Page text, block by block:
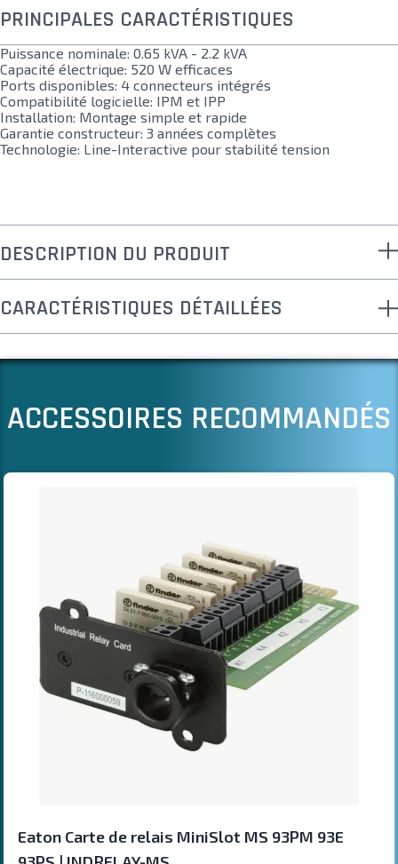
PRINCIPALES CARACTÉRISTIQUES
Puissance nominale: 0.65 kVA - 2.2 kVA
Capacité électrique: 520 W efficaces
Ports disponibles: 4 connecteurs intégrés
Compatibilité logicielle: IPM et IPP
Installation: Montage simple et rapide
Garantie constructeur: 3 années complètes
Technologie: Line-Interactive pour stabilité tension
DESCRIPTION DU PRODUIT
CARACTÉRISTIQUES DÉTAILLÉES
ACCESSOIRES RECOMMANDÉS
Il est possible de naviguer entre les éléments du carrousel à
Cliquer pour passer le carrousel
Cliquer pour accéder à la navigation en carrousel
Eaton Carte de relais MiniSlot MS 93PM 93E